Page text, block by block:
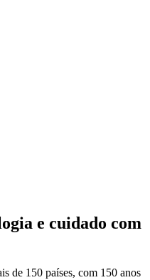
e cuidado com
de 150 países, com 150 anos